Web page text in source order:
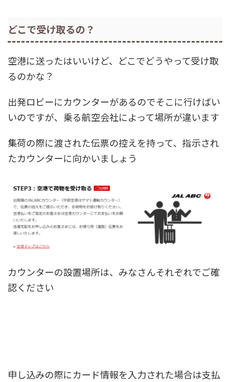
どこで受け取るの？
空港に送ったはいいけど、どこでどうやって受け取
るのかな？
出発ロビーにカウンターがあるのでそこに行けばい
いのですが、乗る航空会社によって場所が違います
集荷の際に渡された伝票の控えを持って、指示され
たカウンターに向かいましょう
カウンターの設置場所は、みなさんそれぞれでご確
認ください
申し込みの際にカード情報を入力された場合は支払